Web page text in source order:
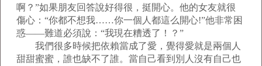
啊？”如果朋友回答說好得很，挺開心。他的女友就很
傷心：“你都不想我……你一個人都這么開心!”他非常困
惑——難道必須說：“我現在糟透了！？”
我們很多時候把依賴當成了愛，覺得愛就是兩個人
甜甜蜜蜜，誰也缺不了誰。當自己看到別人沒有自己也